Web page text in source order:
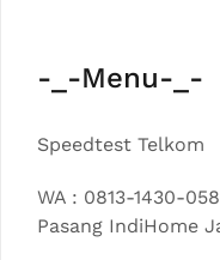
-_-Menu-_-
Speedtest Telkom
WA : 0813-1430-
Pasang IndiHome